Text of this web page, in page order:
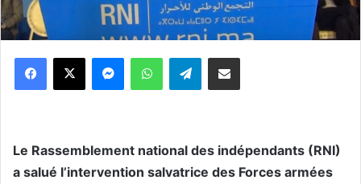
WhatsApp Telegram
Le Rassemblement national des indépendants (RNI)
a salué l’intervention salvatrice des Forces armées